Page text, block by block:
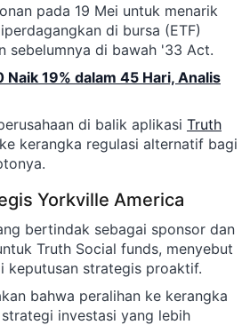
pada 19 Mei untuk menarik
di bursa (ETF)
sebelumnya di bawah '33 Act.
Naik 19% dalam 45 Hari, Analis
di balik aplikasi Truth
kerangka regulasi alternatif bagi
Yorkville America
bertindak sebagai sponsor dan
Truth Social funds, menyebut
keputusan strategis proaktif.
bahwa peralihan ke kerangka
investasi yang lebih